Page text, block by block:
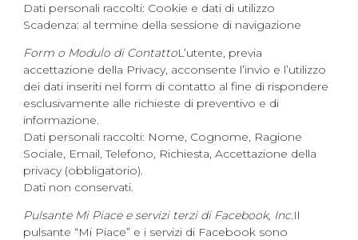
Dati personali raccolti: Cookie e dati di utilizzo
Scadenza: al termine della sessione di navigazione
Form o Modulo di ContattoL’utente, previa
accettazione della Privacy, acconsente l’invio e l’utilizzo
dei dati inseriti nel form di contatto al fine di rispondere
esclusivamente alle richieste di preventivo e di
informazione.
Dati personali raccolti: Nome, Cognome, Ragione
Sociale, Email, Telefono, Richiesta, Accettazione della
privacy (obbligatorio).
Dati non conservati.
Pulsante Mi Piace e servizi terzi di Facebook, Inc.Il
pulsante “Mi Piace” e i servizi di Facebook sono